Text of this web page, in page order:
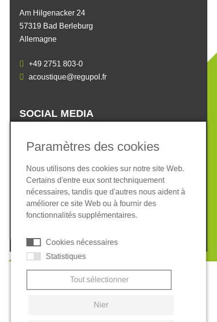
Am Hilgenacker 24
57319 Bad Berleburg
Allemagne
+49 2751 803-0
acoustique@regupol.fr
SOCIAL MEDIA
Informations légales
Protection des données
Conditions Générales
Système de whistleblowing
Cookies
Paramètres des cookies
Nous utilisons des cookies sur notre site Web.
Certains d'entre eux sont techniquement
nécessaires, tandis que d'autres nous aident à
améliorer ce site Web ou à fournir des
fonctionnalités supplémentaires.
Cookies nécessaires
Statistiques
Tout sélectionner
Nier